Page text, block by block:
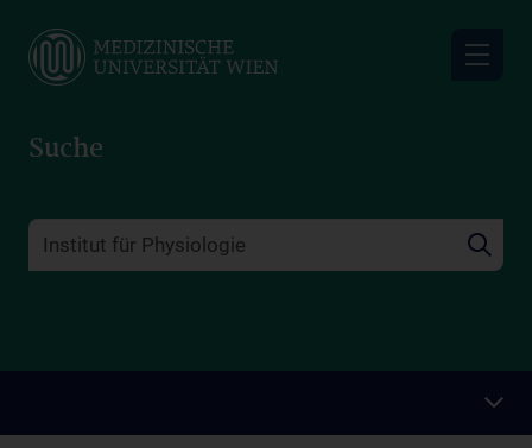
main
Suche